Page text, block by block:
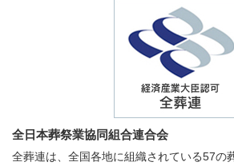
全日本葬祭業協同組合連合会
全葬連は、全国各地に組織されている57の